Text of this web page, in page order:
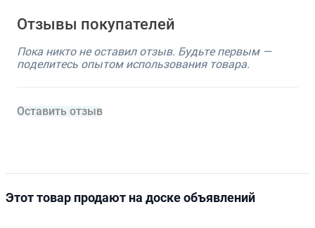
Отзывы покупателей
Пока никто не оставил отзыв. Будьте первым —
поделитесь опытом использования товара.
Оставить отзыв
Этот товар продают на доске объявлений